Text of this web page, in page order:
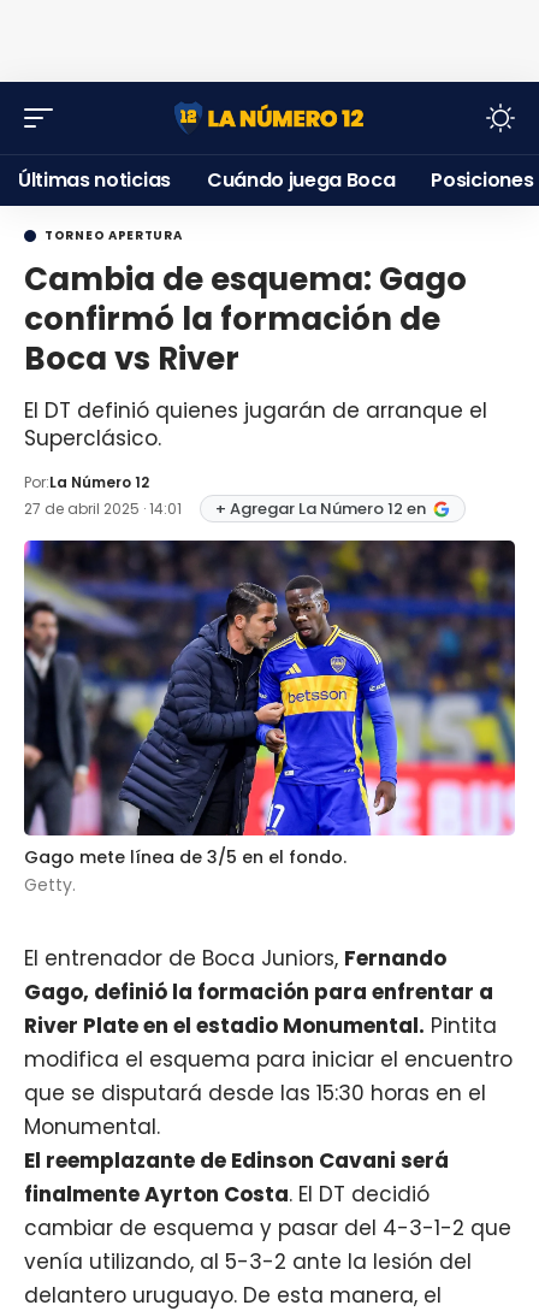
Últimas noticias Cuándo juega Boca Posiciones
TORNEO APERTURA
Cambia de esquema: Gago
confirmó la formación de
Boca vs River
El DT definió quienes jugarán de arranque el
Superclásico.
Por:La Número 12
27 de abril 2025 · 14:01
+ Agregar La Número 12 en
Gago mete línea de 3/5 en el fondo.
Getty.
El entrenador de Boca Juniors, Fernando
Gago, definió la formación para enfrentar a
River Plate en el estadio Monumental. Pintita
modifica el esquema para iniciar el encuentro
que se disputará desde las 15:30 horas en el
Monumental.
El reemplazante de Edinson Cavani será
finalmente Ayrton Costa. El DT decidió
cambiar de esquema y pasar del 4-3-1-2 que
venía utilizando, al 5-3-2 ante la lesión del
delantero uruguayo. De esta manera, el